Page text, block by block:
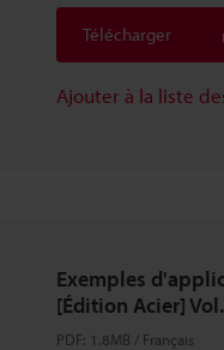
Télécharger
Ajouter à la liste
Exemples
[Édition Acier]
PDF: 1.8MB / Français